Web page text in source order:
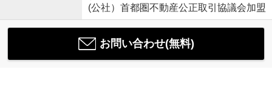
(公社）首都圏不動産公正取引協議会加盟
お問い合わせ(無料)